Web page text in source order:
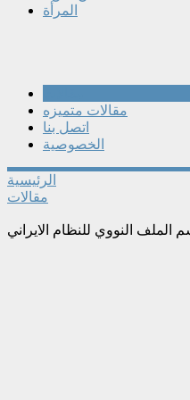
المرأة
مقالات متميزه
اتصل بنا
الخصوصية
الرئيسية
مقالات
الملف النووي للنظام الايراني